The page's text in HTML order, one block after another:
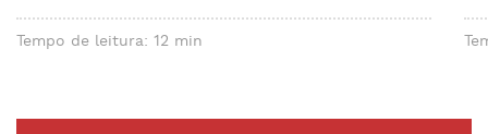
Tempo de leitura: 12 min